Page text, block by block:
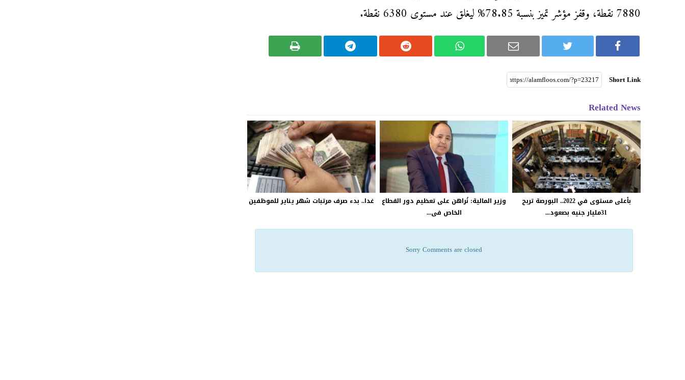
7880 نقطة، وقفز مؤشر تميز بنسبة 78.85% ليغلق عند مستوى 6380 نقطة.
Short Link
Related News
بأعلى مستوى في 2022.. البورصة تربح
31مليار جنيه بصعود...
وزير المالية: نُراهن على تعظيم دور القطاع
الخاص فى...
غدا.. بدء صرف مرتبات شهر يناير للموظفين
Sorry Comments are closed